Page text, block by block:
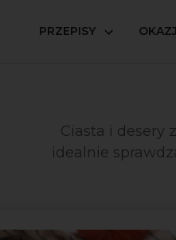
PRZEPISY
DynioweLove
Ciasta i desery
idealnie